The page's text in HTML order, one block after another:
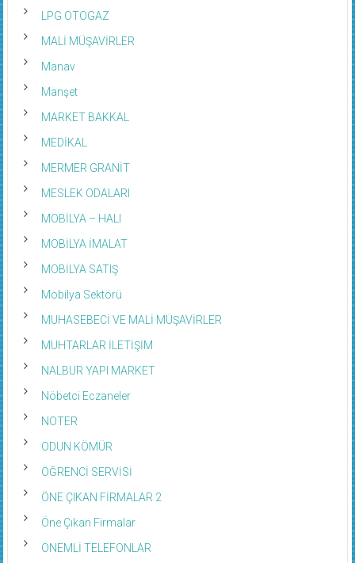
LPG OTOGAZ
MALİ MÜŞAVİRLER
Manav
Manşet
MARKET BAKKAL
MEDİKAL
MERMER GRANİT
MESLEK ODALARI
MOBİLYA – HALI
MOBİLYA İMALAT
MOBİLYA SATIŞ
Mobilya Sektörü
MUHASEBECİ VE MALİ MÜŞAVİRLER
MUHTARLAR İLETİŞİM
NALBUR YAPI MARKET
Nöbetci Eczaneler
NOTER
ODUN KÖMÜR
ÖĞRENCİ SERVİSİ
ÖNE ÇIKAN FİRMALAR 2
Öne Çıkan Firmalar
ÖNEMLİ TELEFONLAR